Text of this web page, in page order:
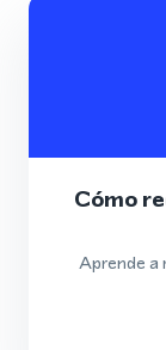
Cómo
Aprende a